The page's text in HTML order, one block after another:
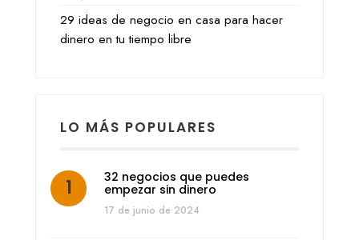
29 ideas de negocio en casa para hacer
dinero en tu tiempo libre
LO MÁS POPULARES
32 negocios que puedes
empezar sin dinero
17 de junio de 2024